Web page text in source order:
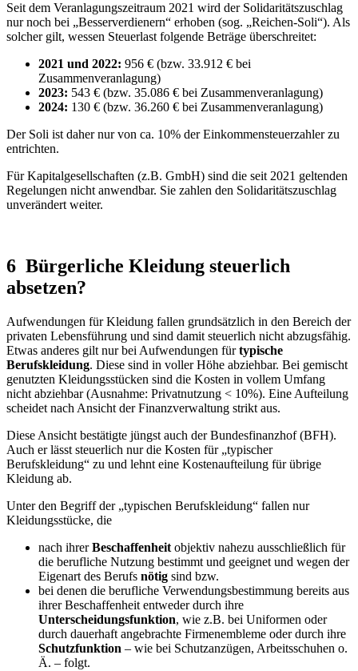
Seit dem Veranlagungszeitraum 2021 wird der Solidaritätszuschlag
nur noch bei „Besserverdienern“ erhoben (sog. „Reichen-Soli“). Als
solcher gilt, wessen Steuerlast folgende Beträge überschreitet:
2021 und 2022: 956 € (bzw. 33.912 € bei
Zusammenveranlagung)
2023: 543 € (bzw. 35.086 € bei Zusammenveranlagung)
2024: 130 € (bzw. 36.260 € bei Zusammenveranlagung)
Der Soli ist daher nur von ca. 10% der Einkommensteuerzahler zu
entrichten.
Für Kapitalgesellschaften (z.B. GmbH) sind die seit 2021 geltenden
Regelungen nicht anwendbar. Sie zahlen den Solidaritätszuschlag
unverändert weiter.
6 Bürgerliche Kleidung steuerlich
absetzen?
Aufwendungen für Kleidung fallen grundsätzlich in den Bereich der
privaten Lebensführung und sind damit steuerlich nicht abzugsfähig.
Etwas anderes gilt nur bei Aufwendungen fürtypische
Berufskleidung. Diese sind in voller Höhe abziehbar. Bei gemischt
genutzten Kleidungsstücken sind die Kosten in vollem Umfang
nicht abziehbar (Ausnahme: Privatnutzung < 10%). Eine Aufteilung
scheidet nach Ansicht der Finanzverwaltung strikt aus.
Diese Ansicht bestätigte jüngst auch der Bundesfinanzhof (BFH).
Auch er lässt steuerlich nur die Kosten für „typischer
Berufskleidung“ zu und lehnt eine Kostenaufteilung für übrige
Kleidung ab.
Unter den Begriff der „typischen Berufskleidung“ fallen nur
Kleidungsstücke, die
nach ihrerBeschaffenheit objektiv nahezu ausschließlich für
die berufliche Nutzung bestimmt und geeignet und wegen der
Eigenart des Berufs nötig sind bzw.
bei denen die berufliche Verwendungsbestimmung bereits aus
ihrer Beschaffenheit entweder durch ihre
Unterscheidungsfunktion, wie z.B. bei Uniformen oder
durch dauerhaft angebrachte Firmenembleme oder durch ihre
Schutzfunktion – wie bei Schutzanzügen, Arbeitsschuhen o.
Ä. – folgt.